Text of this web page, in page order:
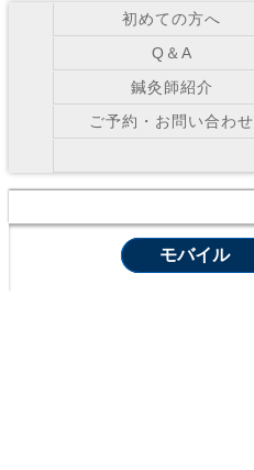
初めての方へ
Q＆A
鍼灸師紹介
ご予約・お問い合わせ
モバイル